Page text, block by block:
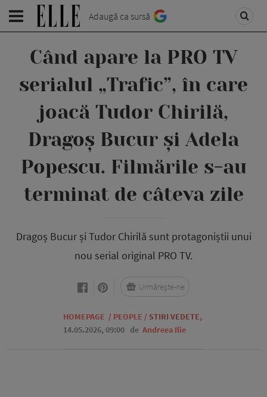
Adaugă ca sursă
Când apare la PRO TV
serialul „Trafic”, în care
joacă Tudor Chirilă,
Dragoș Bucur și Adela
Popescu. Filmările s-au
terminat de câteva zile
Dragoș Bucur și Tudor Chirilă sunt protagoniștii unui
nou serial original PRO TV.
HOMEPAGE / PEOPLE / STIRI VEDETE,
14.05.2026, 09:00 de Andreea Ilie
Urmărește-ne